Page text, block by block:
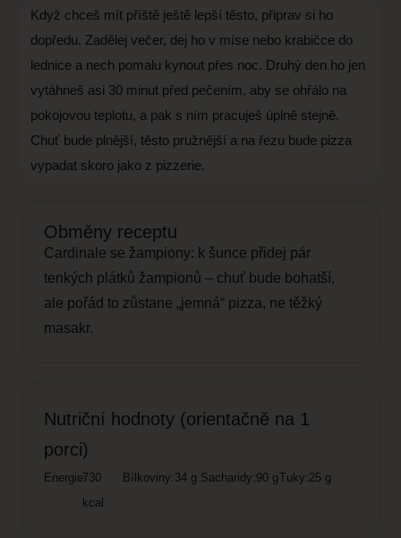
Když chceš mít příště ještě lepší těsto, připrav si ho
dopředu. Zadělej večer, dej ho v míse nebo krabičce do
lednice a nech pomalu kynout přes noc. Druhý den ho jen
vytáhneš asi 30 minut před pečením, aby se ohřálo na
pokojovou teplotu, a pak s ním pracuješ úplně stejně.
Chuť bude plnější, těsto pružnější a na řezu bude pizza
vypadat skoro jako z pizzerie.
Obměny receptu
Cardinale se žampiony: k šunce přidej pár
tenkých plátků žampionů – chuť bude bohatší,
ale pořád to zůstane „jemná“ pizza, ne těžký
masakr.
Nutriční hodnoty (orientačně na 1
porci)
Energie:730
kcal
Bílkoviny: 34 g Sacharidy: 90 gTuky: 25 g